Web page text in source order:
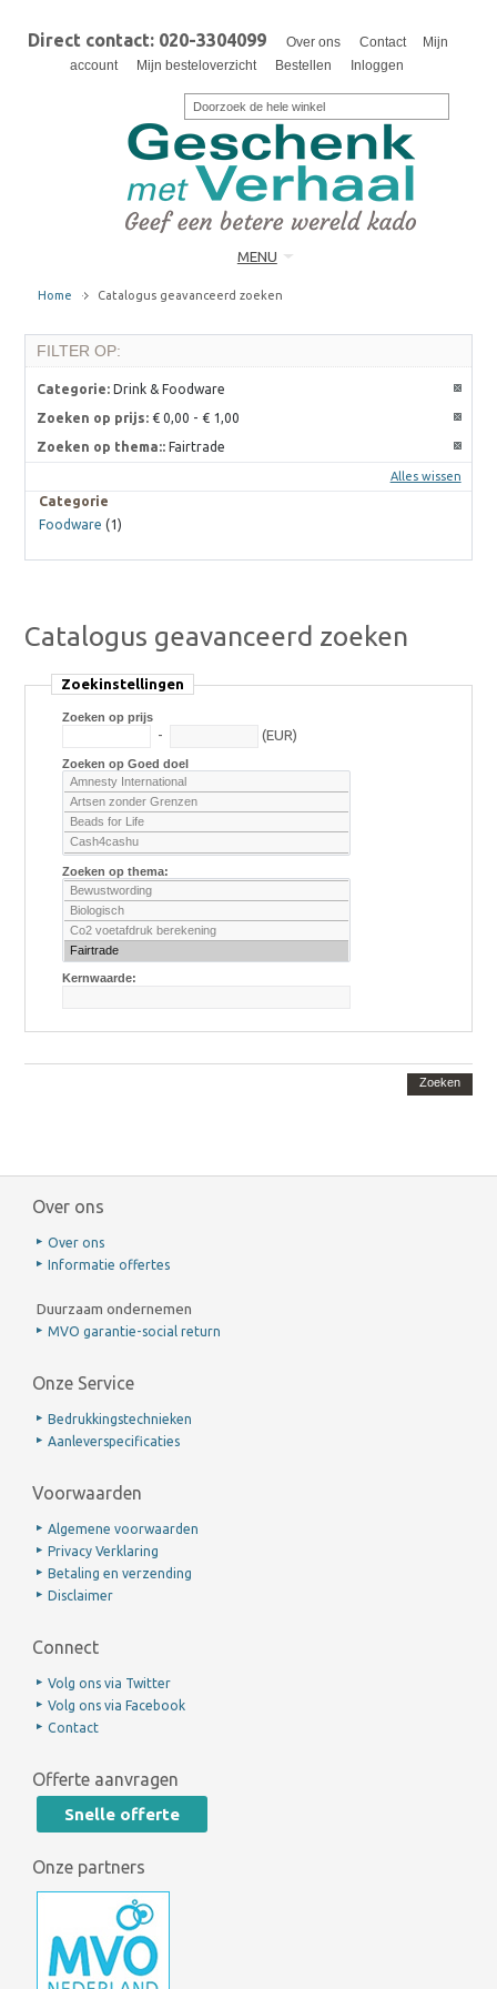
Direct contact: 020-3304099 Over ons Contact
Mijn
account
Mijn besteloverzicht Bestellen Inloggen
MENU
Home Catalogus geavanceerd zoeken
Catalogus geavanceerd zoeken
Zoekinstellingen
Zoeken op prijs
- (EUR)
Zoeken op Goed doel
Zoeken op thema:
Kernwaarde:
Zoeken
FILTER OP:
Categorie: Drink & Foodware
Zoeken op prijs: € 0,00 -€ 1,00
Zoeken op thema:: Fairtrade
Alles wissen
Categorie
Foodware (1)
Over ons
Over ons
Informatie offertes
Duurzaam ondernemen
MVO garantie-social return
Onze Service
Bedrukkingstechnieken
Aanleverspecificaties
Voorwaarden
Algemene voorwaarden
Privacy Verklaring
Betaling en verzending
Disclaimer
Connect
Volg ons via Twitter
Volg ons via Facebook
Contact
Offerte aanvragen
Snelle offerte
Onze partners